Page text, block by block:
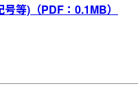
号等) （PDF：0.1MB）